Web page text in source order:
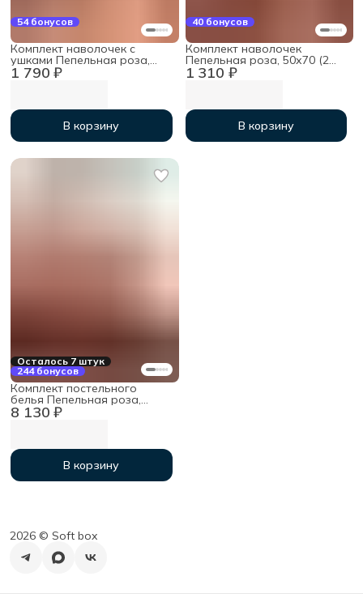
54 бонусов
1 790 ₽
Комплект наволочек с
ушками Пепельная роза,
70х70 (2 шт), мако-сатин
В корзину
40 бонусов
1 310 ₽
Комплект наволочек
Пепельная роза, 50х70 (2
шт), мако-сатин
В корзину
Осталось 7 штук
244 бонусов
8 130 ₽
Комплект постельного
белья Пепельная роза,
Семейный, мако-сатин
В корзину
2026 ©︎ Soft box